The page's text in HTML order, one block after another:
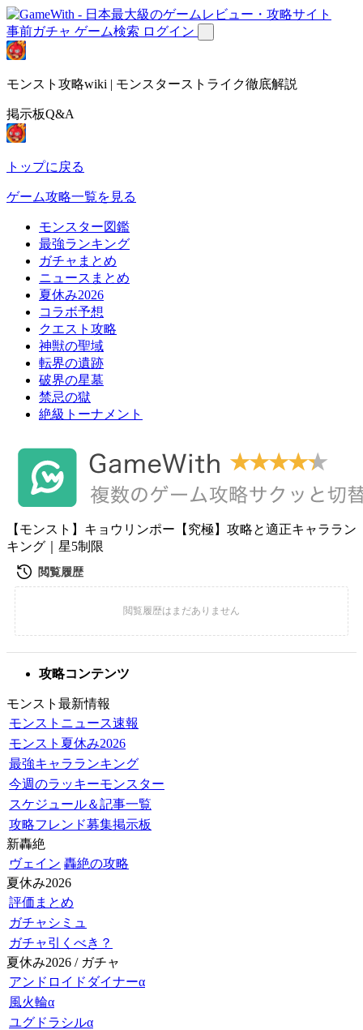
事前ガチャ ゲーム検索 ログイン
モンスト攻略wiki | モンスターストライク徹底解説
掲示板Q&A
トップに戻る
ゲーム攻略一覧を見る
モンスター図鑑
最強ランキング
ガチャまとめ
ニュースまとめ
夏休み2026
コラボ予想
クエスト攻略
神獣の聖域
転界の遺跡
破界の星墓
禁忌の獄
絶級トーナメント
【モンスト】キョウリンポー【究極】攻略と適正キャララン
キング｜星5制限
攻略コンテンツ
モンスト最新情報
モンストニュース速報
モンスト夏休み2026
最強キャラランキング
今週のラッキーモンスター
スケジュール＆記事一覧
攻略フレンド募集掲示板
新轟絶
ヴェイン 轟絶の攻略
夏休み2026
評価まとめ
ガチャシミュ
ガチャ引くべき？
夏休み2026 / ガチャ
アンドロイドダイナーα
風火輪α
ユグドラシルα